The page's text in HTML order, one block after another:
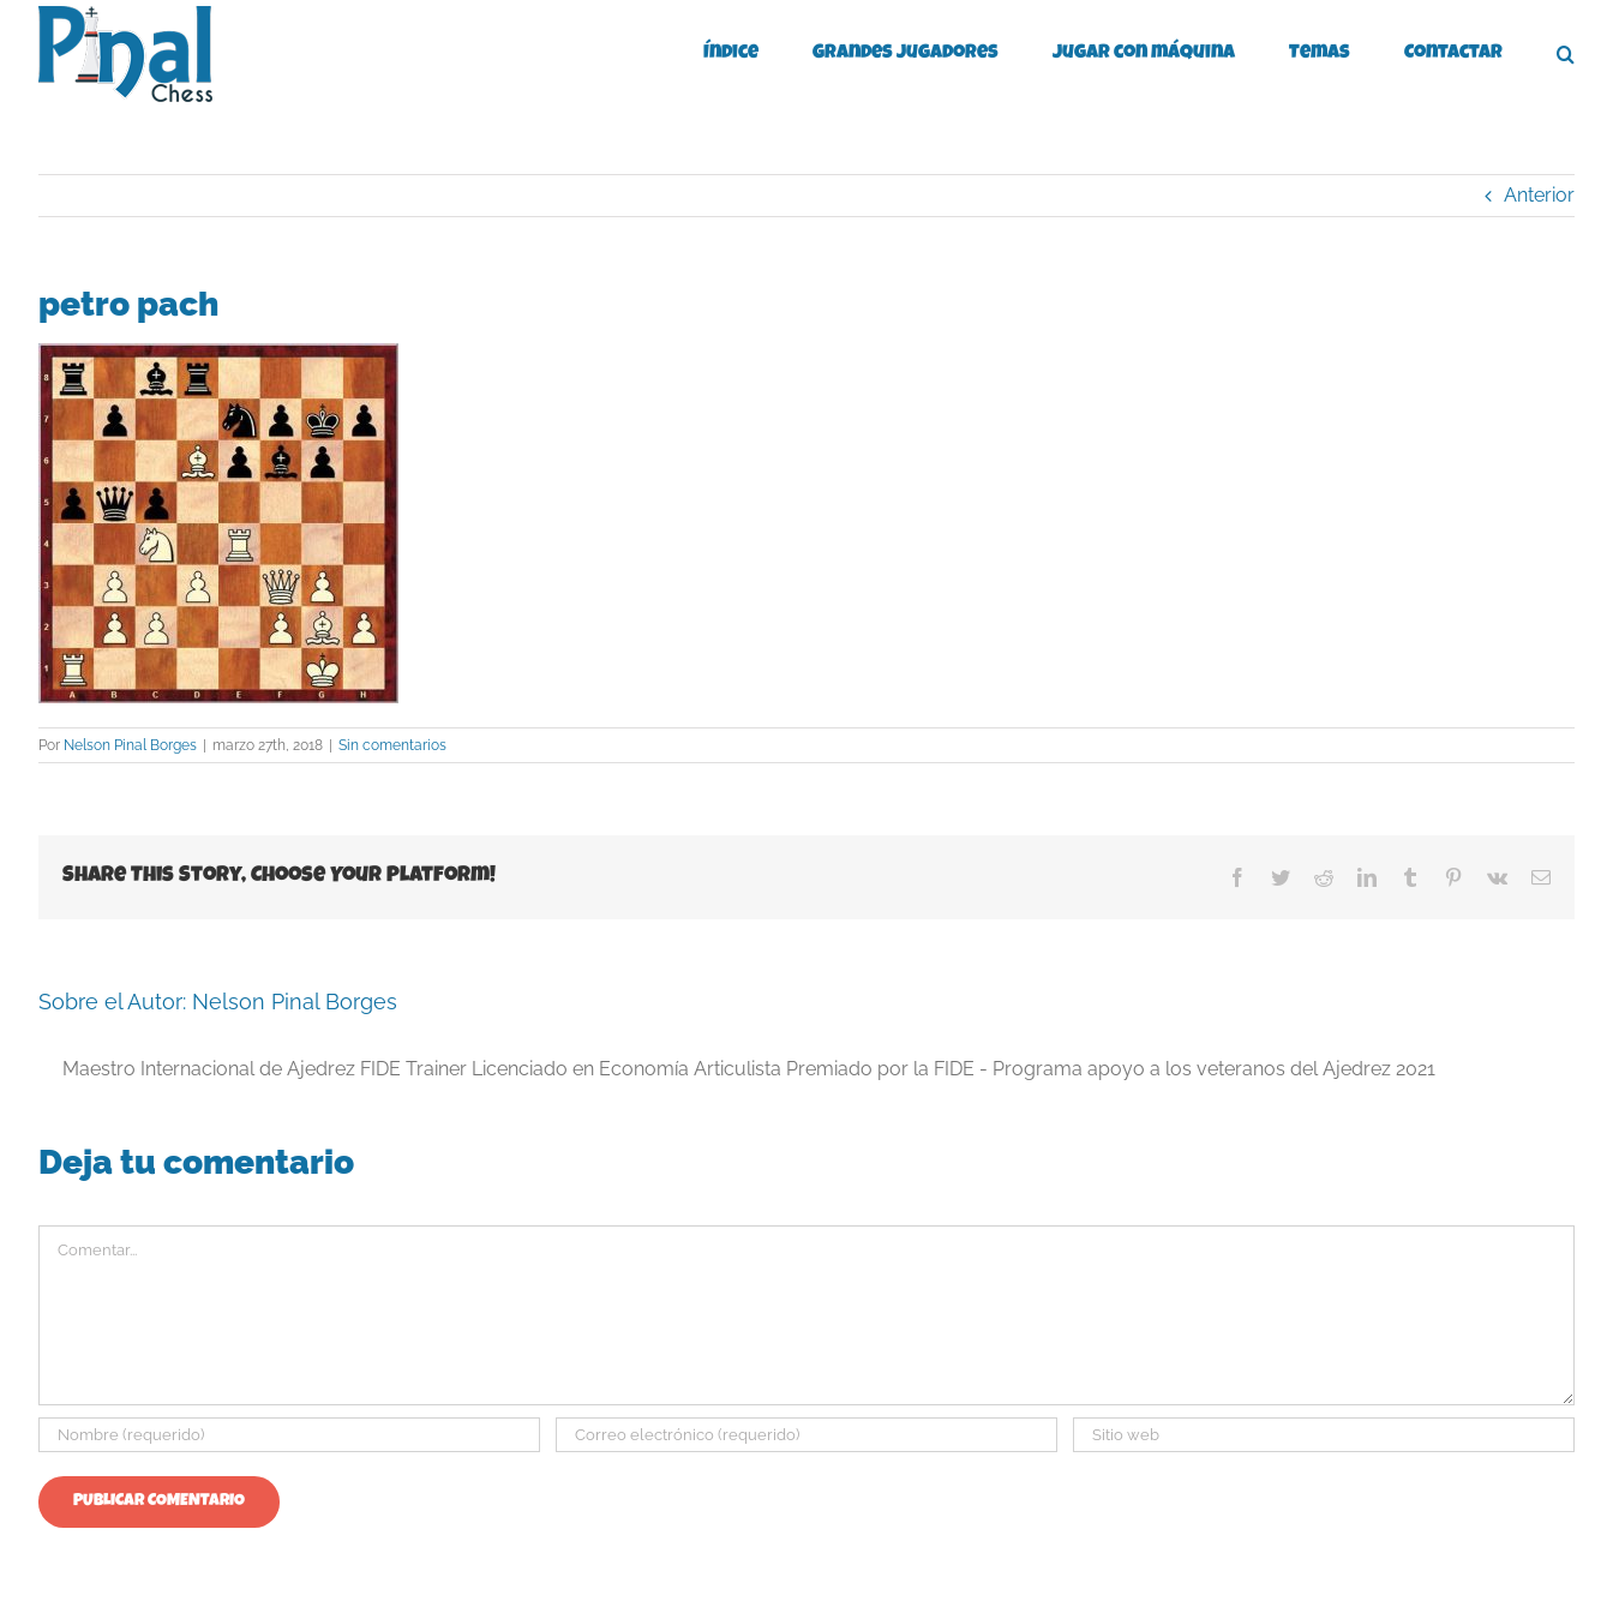
Saltar
contenido
Índice Grandes Jugadores Jugar con máquina Temas Contactar
Anterior
petro pach
Por Nelson Pinal Borges | marzo 27th, 2018 | Sin comentarios
Share This Story, Choose Your Platform! Facebook
TwitterRedditLinkedInTumblr Pinterest
Vk
Correo
Sobre el Autor: Nelson Pinal Borges
Maestro Internacional de Ajedrez FIDE Trainer Licenciado en Economía Articulista Premiado por la FIDE - Programa apoyo a los veteranos del Ajedrez 2021
Deja tu comentario